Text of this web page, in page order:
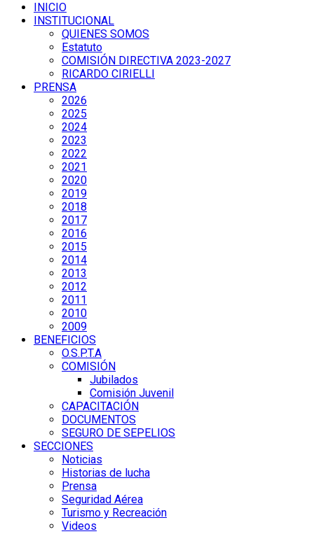
INICIO
INSTITUCIONAL
QUIENES SOMOS
Estatuto
COMISIÓN DIRECTIVA 2023-2027
RICARDO CIRIELLI
PRENSA
2026
2025
2024
2023
2022
2021
2020
2019
2018
2017
2016
2015
2014
2013
2012
2011
2010
2009
BENEFICIOS
O.S.P.T.A
COMISIÓN
Jubilados
Comisión Juvenil
CAPACITACIÓN
DOCUMENTOS
SEGURO DE SEPELIOS
SECCIONES
Noticias
Historias de lucha
Prensa
Seguridad Aérea
Turismo y Recreación
Videos